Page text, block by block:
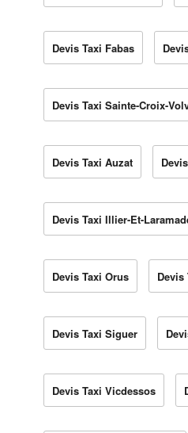
Devis Taxi Fabas
Devis Taxi Sainte-Croix-
Devis Taxi Auzat
Devis Taxi Illier-Et-
Devis Taxi Orus Devis
Devis Taxi Siguer
Devis Taxi Vicdessos